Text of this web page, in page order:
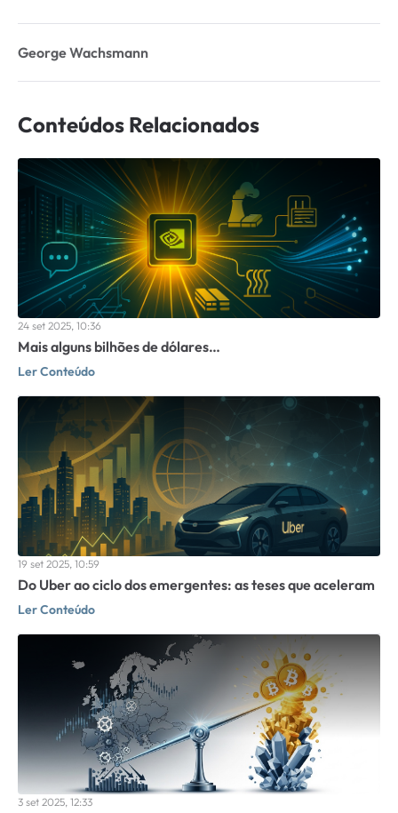
George Wachsmann
Conteúdos Relacionados
24 set 2025, 10:36
Mais alguns bilhões de dólares…
Ler Conteúdo
19 set 2025, 10:59
Do Uber ao ciclo dos emergentes: as teses que aceleram
Ler Conteúdo
3 set 2025, 12:33